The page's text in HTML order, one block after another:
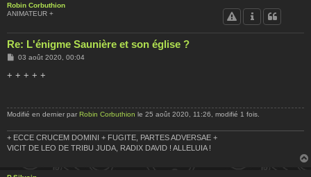
Robin Corbuthion
ANIMATEUR +
Re: L'énigme Saunière et son église ?
M
s
e
03 août 2020, 00:04
+ + + + +
Modifié en dernier par Robin Corbuthion le 25 août 2020, 11:26, modifié 1 fois.
+ ECCE CRUCEM DOMINI + FUGITE, PARTES ADVERSAE +
VICIT DE LEO DE TRIBU JUDA, RADIX DAVID ! ALLELUIA !